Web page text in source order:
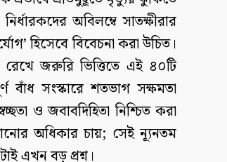
অবিলম্বে সাতক্ষীরার
হিসেবে বিবেচনা করা উচিত।
জরুরি ভিত্তিতে এই ৪০টি
সংস্কারে শতভাগ সক্ষমতা
ও জবাবদিহিতা নিশ্চিত করা
অধিকার চায়; সেই ন্যূনতম
এখন বড় প্রশ্ন।